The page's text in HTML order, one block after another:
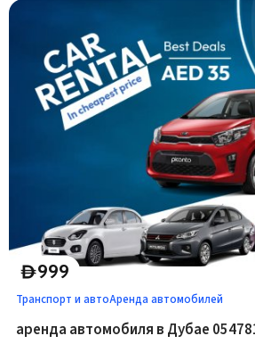
D999
Транспорт и автоАренда автомобилей
аренда автомобиля в Дубае